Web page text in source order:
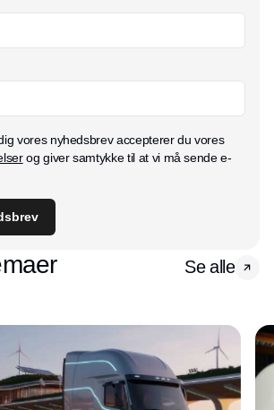
vores nyhedsbrev accepterer du vores
og giver samtykke til at vi må sende e-
Se alle